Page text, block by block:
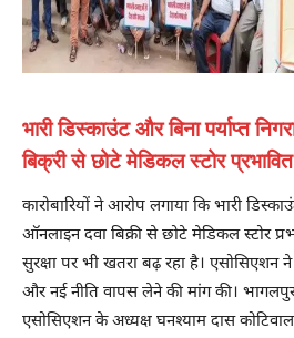
भारी डिस्काउंट और बिना पर्याप्त
बिक्री से छोटे मेडिकल स्टोर प्रभावित
कारोबारियों ने आरोप लगाया कि भारी
ऑनलाइन दवा बिक्री से छोटे मेडिकल स्टोर
सुरक्षा पर भी खतरा बढ़ रहा है। एसोसिएशन ने
और नई नीति वापस लेने की मांग की।
एसोसिएशन के अध्यक्ष घनश्याम दास